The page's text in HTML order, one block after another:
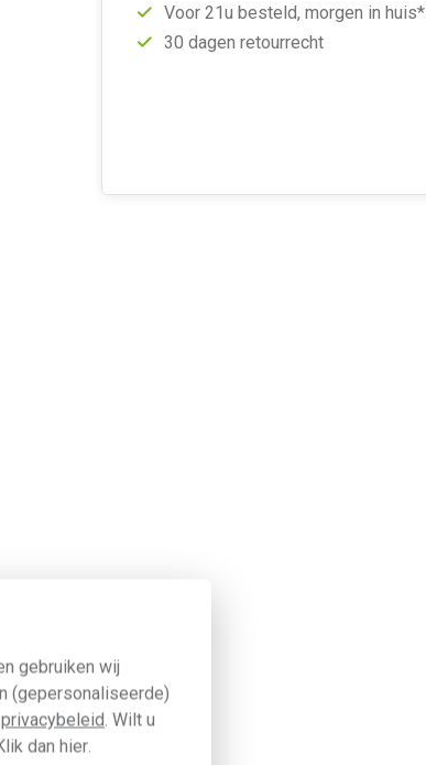
gebruiken wij
(gepersonaliseerde)
privacybeleid. Wilt u
dan hier.
Voor 21u besteld, morgen in huis*
30 dagen retourrecht